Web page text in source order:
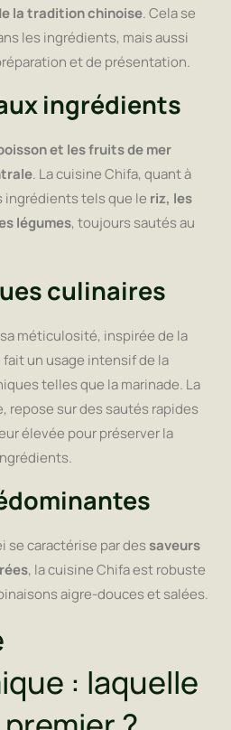
la tradition chinoise. Cela se
les ingrédients, mais aussi
et de présentation.
ingrédients
et les fruits de mer
. La cuisine Chifa, quant à
ingrédients tels que le riz, les
légumes, toujours sautés au
culinaires
méticulosité, inspirée de la
fait un usage intensif de la
telles que la marinade. La
repose sur des sautés rapides
élevée pour préserver la
se caractérise par dessaveurs
, la cuisine Chifa est robuste
aigre-douces et salées.
: laquelle